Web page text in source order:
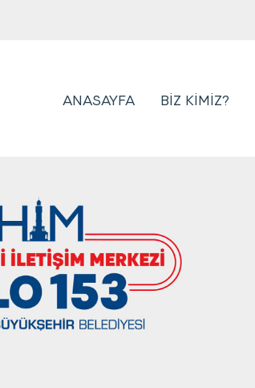
ANASAYFA BİZ KİMİZ?